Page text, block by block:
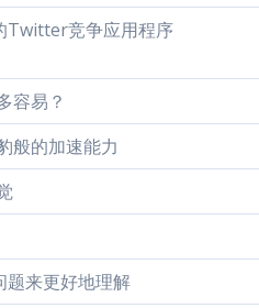
Twitter竞争应用程序
容易？
般的加速能力
题来更好地理解